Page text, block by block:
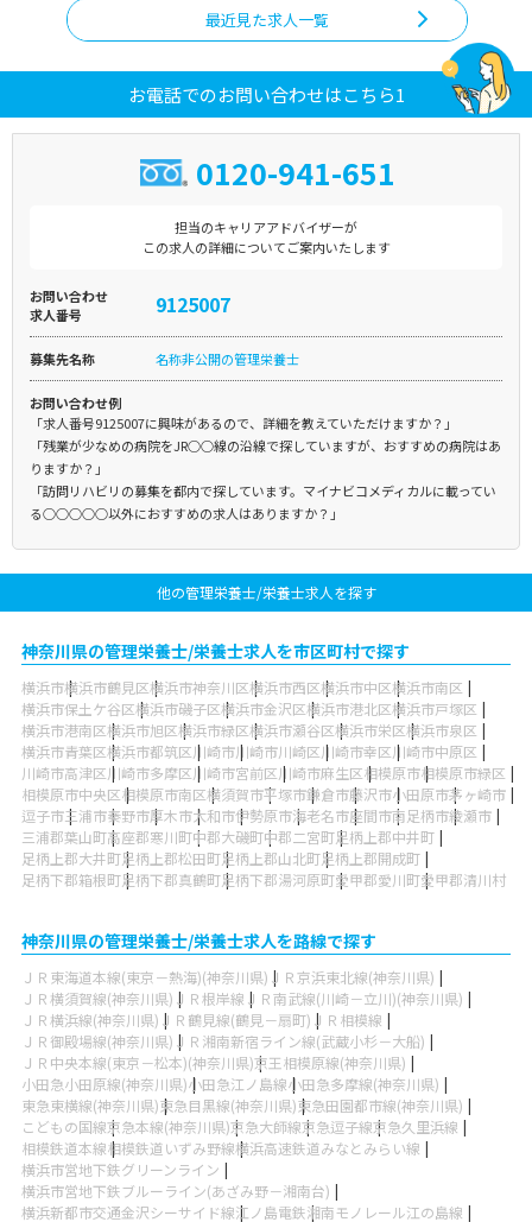
最近見た求人一覧
お電話でのお問い合わせはこちら1
0120-941-651
担当のキャリアアドバイザーが
この求人の詳細についてご案内いたします
お問い合わせ
求人番号
9125007
募集先名称 名称非公開の管理栄養士
お問い合わせ例
「求人番号9125007に興味があるので、詳細を教えていただけますか？」
「残業が少なめの病院をJR○○線の沿線で探していますが、おすすめの病院はあ
りますか？」
「訪問リハビリの募集を都内で探しています。マイナビコメディカルに載ってい
る○○○○○以外におすすめの求人はありますか？」
他の管理栄養士/栄養士求人を探す
神奈川県の管理栄養士/栄養士求人を市区町村で探す
横浜市横浜市鶴見区横浜市神奈川区横浜市西区横浜市中区横浜市南区
横浜市保土ケ谷区横浜市磯子区横浜市金沢区横浜市港北区横浜市戸塚区
横浜市港南区横浜市旭区横浜市緑区横浜市瀬谷区横浜市栄区横浜市泉区
横浜市青葉区横浜市都筑区川崎市川崎市川崎区川崎市幸区川崎市中原区
川崎市高津区川崎市多摩区川崎市宮前区川崎市麻生区相模原市相模原市緑区
相模原市中央区相模原市南区横須賀市平塚市鎌倉市藤沢市小田原市茅ヶ崎市
逗子市三浦市秦野市厚木市大和市伊勢原市海老名市座間市南足柄市綾瀬市
三浦郡葉山町高座郡寒川町中郡大磯町中郡二宮町足柄上郡中井町
足柄上郡大井町足柄上郡松田町足柄上郡山北町足柄上郡開成町
足柄下郡箱根町足柄下郡真鶴町足柄下郡湯河原町愛甲郡愛川町愛甲郡清川村
神奈川県の管理栄養士/栄養士求人を路線で探す
ＪＲ東海道本線(東京－熱海)(神奈川県) ＪＲ京浜東北線(神奈川県)
ＪＲ横須賀線(神奈川県) ＪＲ根岸線 ＪＲ南武線(川崎－立川)(神奈川県)
ＪＲ横浜線(神奈川県) ＪＲ鶴見線(鶴見－扇町) ＪＲ相模線
ＪＲ御殿場線(神奈川県) ＪＲ湘南新宿ライン線(武蔵小杉－大船)
ＪＲ中央本線(東京－松本)(神奈川県)京王相模原線(神奈川県)
小田急小田原線(神奈川県)小田急江ノ島線小田急多摩線(神奈川県)
東急東横線(神奈川県)東急目黒線(神奈川県)東急田園都市線(神奈川県)
こどもの国線京急本線(神奈川県)京急大師線京急逗子線京急久里浜線
相模鉄道本線相模鉄道いずみ野線横浜高速鉄道みなとみらい線
横浜市営地下鉄グリーンライン
横浜市営地下鉄ブルーライン(あざみ野－湘南台)
横浜新都市交通金沢シーサイド線江ノ島電鉄湘南モノレール江の島線